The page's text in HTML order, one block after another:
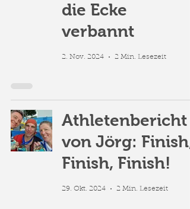
die Ecke
verbannt
2. Nov. 2024 2 Min. Lesezeit
Athletenbericht
von Jörg: Finish,
Finish, Finish!
29. Okt. 2024 2 Min. Lesezeit